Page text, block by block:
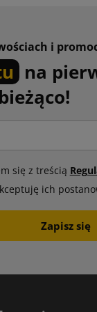
i
na
się z treścią
ich